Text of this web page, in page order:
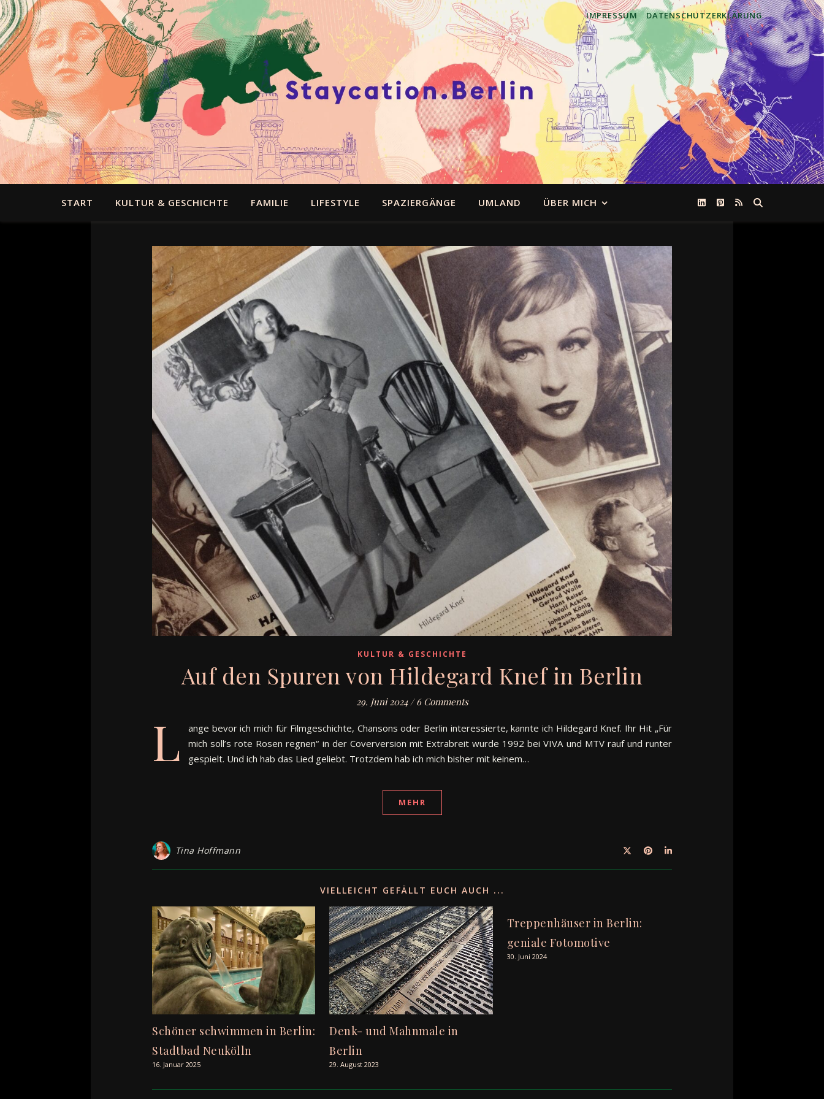
IMPRESSUM DATENSCHUTZERKLÄRUNG
START KULTUR & GESCHICHTE FAMILIE LIFESTYLE SPAZIERGÄNGE UMLAND ÜBER MICH
KULTUR & GESCHICHTE
Auf den Spuren von Hildegard Knef in Berlin
29. Juni 2024 / 6 Comments
L
ange bevor ich mich für Filmgeschichte, Chansons oder Berlin interessierte, kannte ich Hildegard Knef. Ihr Hit „Für
mich soll’s rote Rosen regnen“ in der Coverversion mit Extrabreit wurde 1992 bei VIVA und MTV rauf und runter
gespielt. Und ich hab das Lied geliebt. Trotzdem hab ich mich bisher mit keinem…
MEHR
Tina Hoffmann
VIELLEICHT GEFÄLLT EUCH AUCH ...
Schöner schwimmen in Berlin:
Stadtbad Neukölln
16. Januar 2025
Denk- und Mahnmale in
Berlin
29. August 2023
Treppenhäuser in Berlin:
geniale Fotomotive
30. Juni 2024